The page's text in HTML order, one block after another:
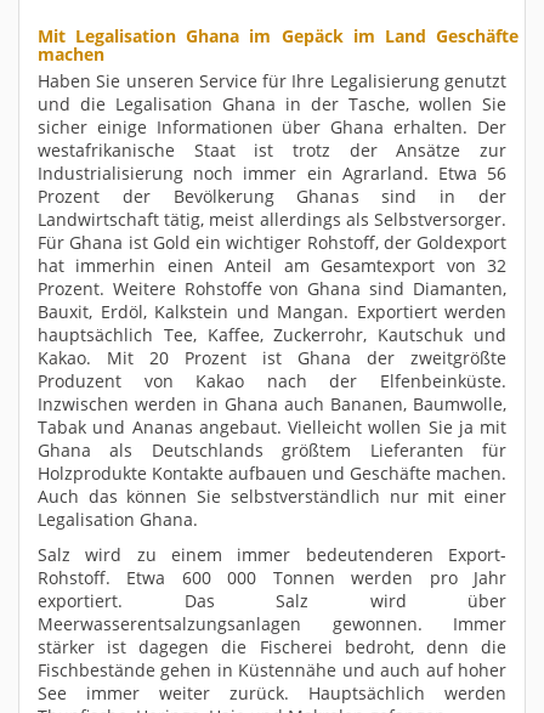
Mit Legalisation Ghana im Gepäck im Land Geschäfte
machen
Haben Sie unseren Service für Ihre Legalisierung genutzt
und die Legalisation Ghana in der Tasche, wollen Sie
sicher einige Informationen über Ghana erhalten. Der
westafrikanische Staat ist trotz der Ansätze zur
Industrialisierung noch immer ein Agrarland. Etwa 56
Prozent der Bevölkerung Ghanas sind in der
Landwirtschaft tätig, meist allerdings als Selbstversorger.
Für Ghana ist Gold ein wichtiger Rohstoff, der Goldexport
hat immerhin einen Anteil am Gesamtexport von 32
Prozent. Weitere Rohstoffe von Ghana sind Diamanten,
Bauxit, Erdöl, Kalkstein und Mangan. Exportiert werden
hauptsächlich Tee, Kaffee, Zuckerrohr, Kautschuk und
Kakao. Mit 20 Prozent ist Ghana der zweitgrößte
Produzent von Kakao nach der Elfenbeinküste.
Inzwischen werden in Ghana auch Bananen, Baumwolle,
Tabak und Ananas angebaut. Vielleicht wollen Sie ja mit
Ghana als Deutschlands größtem Lieferanten für
Holzprodukte Kontakte aufbauen und Geschäfte machen.
Auch das können Sie selbstverständlich nur mit einer
Legalisation Ghana.
Salz wird zu einem immer bedeutenderen Export-
Rohstoff. Etwa 600 000 Tonnen werden pro Jahr
exportiert. Das Salz wird über
Meerwasserentsalzungsanlagen gewonnen. Immer
stärker ist dagegen die Fischerei bedroht, denn die
Fischbestände gehen in Küstennähe und auch auf hoher
See immer weiter zurück. Hauptsächlich werden